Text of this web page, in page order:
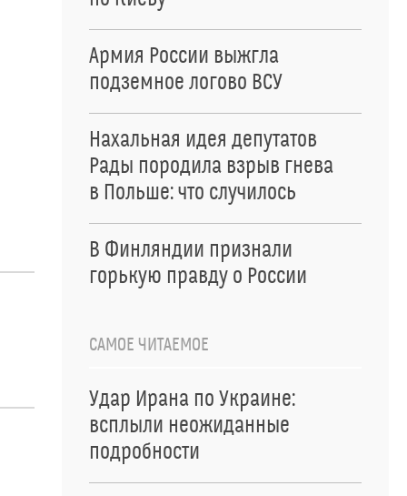
Армия России выжгла
подземное логово ВСУ
Нахальная идея депутатов
Рады породила взрыв гнева
в Польше: что случилось
В Финляндии признали
горькую правду о России
САМОЕ ЧИТАЕМОЕ
Удар Ирана по Украине:
всплыли неожиданные
подробности